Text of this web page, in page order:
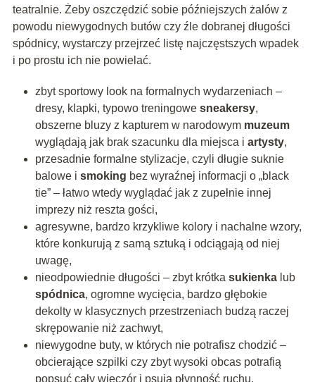
teatralnie. Żeby oszczędzić sobie późniejszych żalów z
powodu niewygodnych butów czy źle dobranej długości
spódnicy, wystarczy przejrzeć listę najczęstszych wpadek
i po prostu ich nie powielać.
zbyt sportowy look na formalnych wydarzeniach –
dresy, klapki, typowo treningowe sneakersy,
obszerne bluzy z kapturem w narodowym muzeum
wyglądają jak brak szacunku dla miejsca i artysty,
przesadnie formalne stylizacje, czyli długie suknie
balowe i smoking bez wyraźnej informacji o „black
tie” – łatwo wtedy wyglądać jak z zupełnie innej
imprezy niż reszta gości,
agresywne, bardzo krzykliwe kolory i nachalne wzory,
które konkurują z samą sztuką i odciągają od niej
uwagę,
nieodpowiednie długości – zbyt krótka sukienkalub
spódnica, ogromne wycięcia, bardzo głębokie
dekolty w klasycznych przestrzeniach budzą raczej
skrępowanie niż zachwyt,
niewygodne buty, w których nie potrafisz chodzić –
obcierające szpilki czy zbyt wysoki obcas potrafią
popsuć cały wieczór i psują płynność ruchu,